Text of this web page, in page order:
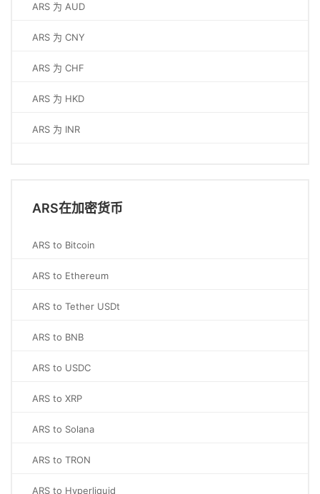
ARS 为 AUD
ARS 为 CNY
ARS 为 CHF
ARS 为 HKD
ARS 为 INR
ARS在加密货币
ARS to Bitcoin
ARS to Ethereum
ARS to Tether USDt
ARS to BNB
ARS to USDC
ARS to XRP
ARS to Solana
ARS to TRON
ARS to Hyperliquid